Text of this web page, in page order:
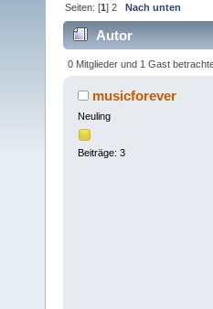
Seiten: [1]2 Nach unten
Autor
0 Mitglieder und 1 Gast
musicforever
Neuling
Beiträge: 3